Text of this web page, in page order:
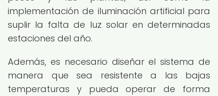
implementación de iluminación artificial para
suplir la falta de luz solar en determinadas
estaciones del año.
Además, es necesario diseñar el sistema de
manera que sea resistente a las bajas
temperaturas y pueda operar de forma